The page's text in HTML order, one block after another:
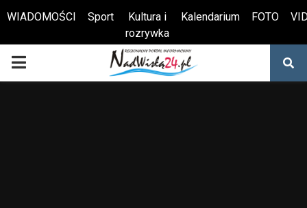
Otwórz pasek narzędzi
WIADOMOŚCI Sport
Kultura i
rozrywka
Kalendarium FOTO
PRIMARY